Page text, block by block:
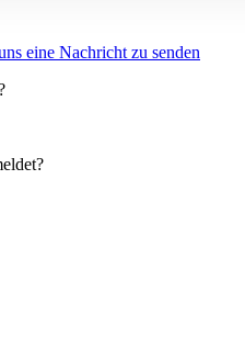
eine Nachricht zu senden